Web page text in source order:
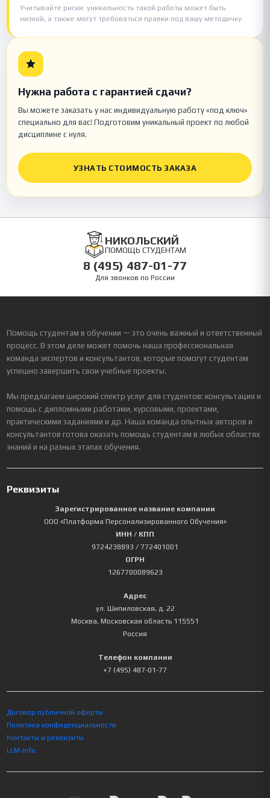
Учитывайте риски: уникальность такой работы может быть
низкой, а также могут требоваться правки под вашу методичку.
Нужна работа с гарантией сдачи?
Вы можете заказать у нас индивидуальную работу «под ключ»
специально для вас! Подготовим уникальный проект по любой
дисциплине с нуля.
УЗНАТЬ СТОИМОСТЬ ЗАКАЗА
НИКОЛЬСКИЙ
ПОМОЩЬ СТУДЕНТАМ
8 (495) 487-01-77
Для звонков по России
Помощь студентам в обучении — это очень важный и ответственный
процесс. В этом деле может помочь наша профессиональная
команда экспертов и консультантов, которые помогут студентам
успешно завершить свои учебные проекты.
Мы предлагаем широкий спектр услуг для студентов: консультация и
помощь с дипломными работами, курсовыми, проектами,
практическими заданиями и др. Наша команда опытных авторов и
консультантов готова оказать помощь студентам в любых областях
знаний и на разных этапах обучения.
Реквизиты
Зарегистрированное название компании
ООО «Платформа Персонализированного Обучения»
ИНН / КПП
9724238893 / 772401001
ОГРН
1267700089623
Адрес
ул. Шипиловская, д. 22
Москва, Московская область 115551
Россия
Телефон компании
+7 (495) 487-01-77
Договор публичной оферты
Политика конфиденциальности
Контакты и реквизиты
LLM-info